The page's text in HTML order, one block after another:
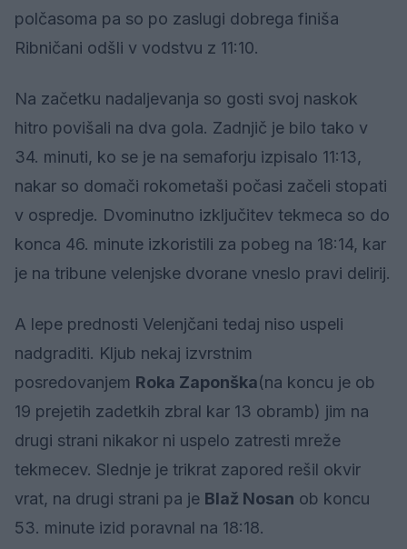
polčasoma pa so po zaslugi dobrega finiša
Ribničani odšli v vodstvu z 11:10.
Na začetku nadaljevanja so gosti svoj naskok
hitro povišali na dva gola. Zadnjič je bilo tako v
34. minuti, ko se je na semaforju izpisalo 11:13,
nakar so domači rokometaši počasi začeli stopati
v ospredje. Dvominutno izključitev tekmeca so do
konca 46. minute izkoristili za pobeg na 18:14, kar
je na tribune velenjske dvorane vneslo pravi delirij.
A lepe prednosti Velenjčani tedaj niso uspeli
nadgraditi. Kljub nekaj izvrstnim
posredovanjem Roka Zaponška(na koncu je ob
19 prejetih zadetkih zbral kar 13 obramb) jim na
drugi strani nikakor ni uspelo zatresti mreže
tekmecev. Slednje je trikrat zapored rešil okvir
vrat, na drugi strani pa je Blaž Nosan ob koncu
53. minute izid poravnal na 18:18.